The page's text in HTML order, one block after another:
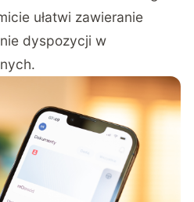
ułatwi zawieranie
dyspozycji w